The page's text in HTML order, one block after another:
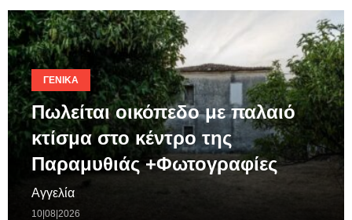
ΓΕΝΙΚΆ
Πωλείται οικόπεδο με παλαιό
κτίσμα στο κέντρο της
Παραμυθιάς +Φωτογραφίες
Αγγελία
10|08|2026